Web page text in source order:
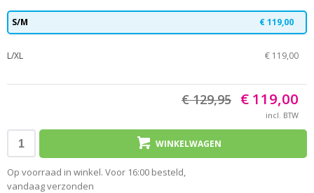
S/M € 119,00
L/XL € 119,00
€ 129,95 € 119,00
incl. BTW
WINKELWAGEN
Op voorraad in winkel. Voor 16:00 besteld,
vandaag verzonden